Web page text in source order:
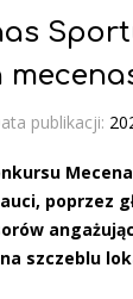
publikacji:
poprzez
szczeblu